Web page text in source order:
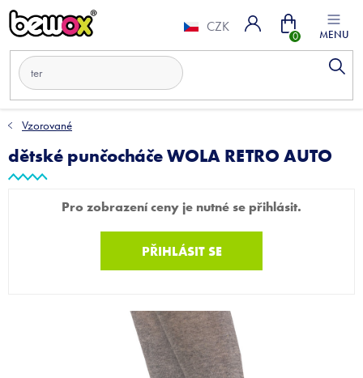
Přejít
na
CZK Nákupní
Vzorované
dětské punčocháče WOLA RETRO AUTO
Pro zobrazení ceny je nutné se přihlásit.
PŘIHLÁSIT SE